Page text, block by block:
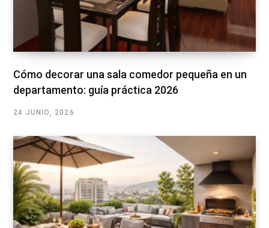
Cómo decorar una sala comedor pequeña en un
departamento: guía práctica 2026
24 JUNIO, 2026